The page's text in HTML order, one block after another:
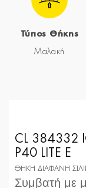
Τύπος Θήκης
Μαλακή
CL 384332
P40 LITE E
ΘΗΚΗ ΔΙΑΦΑΝΗ
Συμβατή με